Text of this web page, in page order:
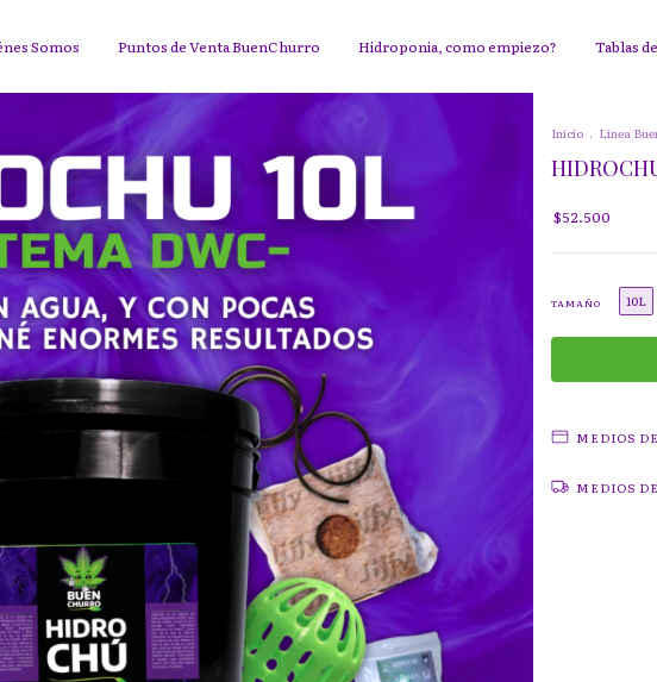
Somos Puntos de Venta BuenChurro Hidroponia, como empiezo? Tablas
Inicio . Linea
$52.500
TAMAÑO 10L
MEDIOS
MEDIOS